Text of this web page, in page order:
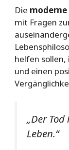
Die moderne
mit Fragen
helfen sollen,
und einen
„Der
Leben.“